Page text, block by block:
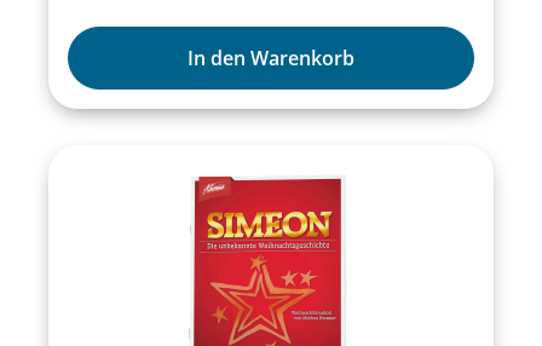
In den Warenkorb